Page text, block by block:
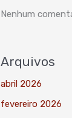
Nenhum
Arquivos
abril 2026
fevereiro 2026